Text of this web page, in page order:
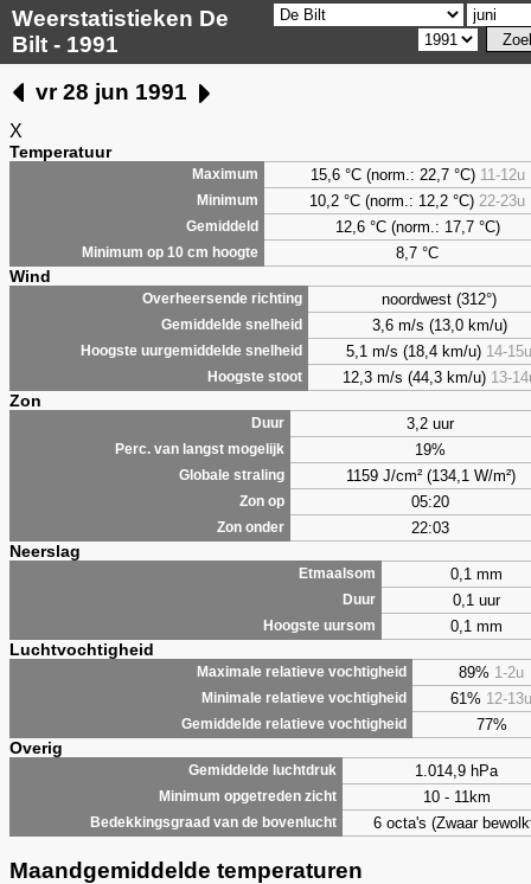
Weerstatistieken De
Bilt - 1991
vr 28 jun 1991
X
Temperatuur
Maximum 15,6 °C (norm.: 22,7 °C) 11-12u
Minimum 10,2 °C (norm.: 12,2 °C) 22-23u
Gemiddeld 12,6 °C (norm.: 17,7 °C)
Minimum op 10 cm hoogte 8,7 °C
Wind
Overheersende richting noordwest (312°)
Gemiddelde snelheid 3,6 m/s (13,0 km/u)
Hoogste uurgemiddelde snelheid 5,1 m/s (18,4 km/u) 14-15u
Hoogste stoot 12,3 m/s (44,3 km/u) 13-
Zon
Duur 3,2 uur
Perc. van langst mogelijk 19%
Globale straling 1159 J/cm² (134,1 W/m²)
Zon op 05:20
Zon onder 22:03
Neerslag
Etmaalsom 0,1 mm
Duur 0,1 uur
Hoogste uursom 0,1 mm
Luchtvochtigheid
Maximale relatieve vochtigheid 89% 1-2u
Minimale relatieve vochtigheid 61% 12-13u
Gemiddelde relatieve vochtigheid 77%
Overig
Gemiddelde luchtdruk 1.014,9 hPa
Minimum opgetreden zicht 10 - 11km
Bedekkingsgraad van de bovenlucht 6 octa's (Zwaar
Maandgemiddelde temperaturen